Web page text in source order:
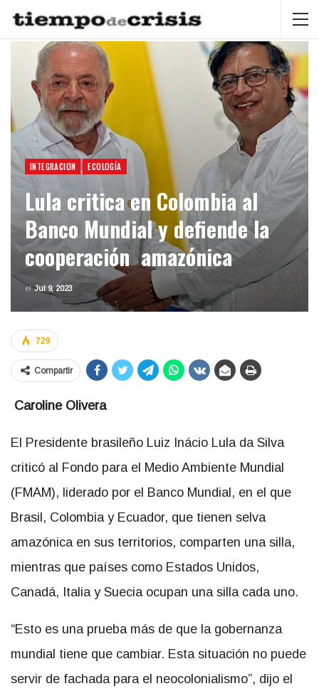
INTEGRACION ECOLOGÍA
Lula critica en Colombia al
Banco Mundial y defiende la
cooperación amazónica
elJul 9, 2023
729
Compartir
Caroline Olivera
El Presidente brasileño Luiz Inácio Lula da Silva
criticó al Fondo para el Medio Ambiente Mundial
(FMAM), liderado por el Banco Mundial, en el que
Brasil, Colombia y Ecuador, que tienen selva
amazónica en sus territorios, comparten una silla,
mientras que países como Estados Unidos,
Canadá, Italia y Suecia ocupan una silla cada uno.
“Esto es una prueba más de que la gobernanza
mundial tiene que cambiar. Esta situación no puede
servir de fachada para el neocolonialismo”, dijo el